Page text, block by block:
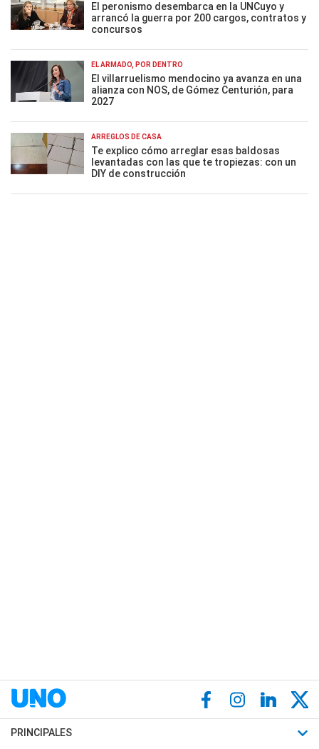
El peronismo desembarca en la UNCuyo y
arrancó la guerra por 200 cargos, contratos y
concursos
EL ARMADO, POR DENTRO
El villarruelismo mendocino ya avanza en una
alianza con NOS, de Gómez Centurión, para
2027
ARREGLOS DE CASA
Te explico cómo arreglar esas baldosas
levantadas con las que te tropiezas: con un
DIY de construcción
PRINCIPALES